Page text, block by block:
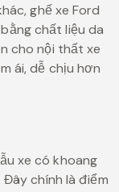
ghế xe Ford
chất liệu da
cho nội thất xe
ái, dễ chịu hơn
xe có khoang
chính là điểm